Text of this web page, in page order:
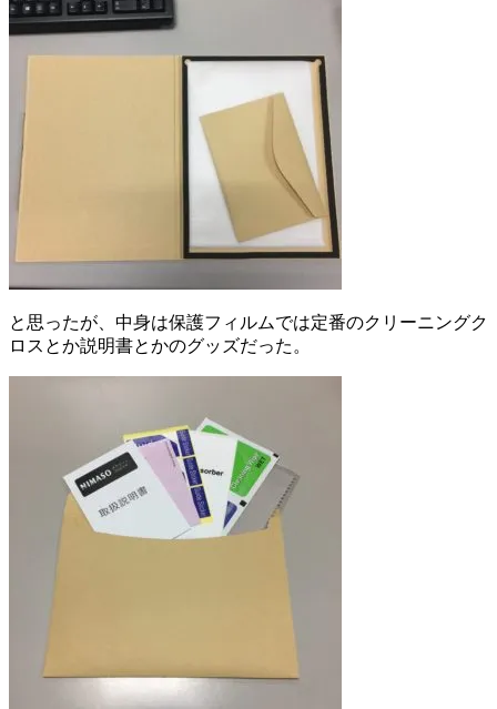
と思ったが、中身は保護フィルムでは定番のクリーニングク
ロスとか説明書とかのグッズだった。